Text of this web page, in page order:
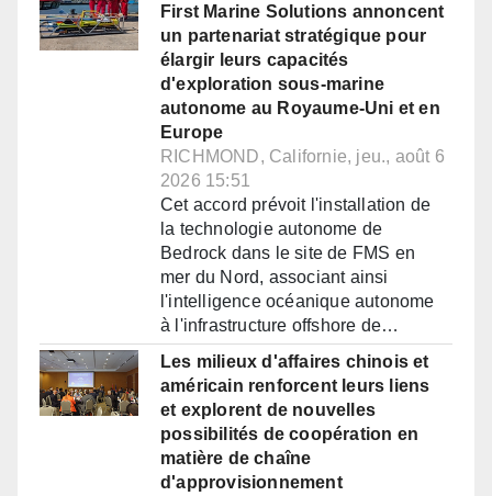
First Marine Solutions annoncent
un partenariat stratégique pour
élargir leurs capacités
d'exploration sous-marine
autonome au Royaume-Uni et en
Europe
RICHMOND, Californie, jeu., août 6
2026 15:51
Cet accord prévoit l'installation de
la technologie autonome de
Bedrock dans le site de FMS en
mer du Nord, associant ainsi
l'intelligence océanique autonome
à l'infrastructure offshore de…
Les milieux d'affaires chinois et
américain renforcent leurs liens
et explorent de nouvelles
possibilités de coopération en
matière de chaîne
d'approvisionnement